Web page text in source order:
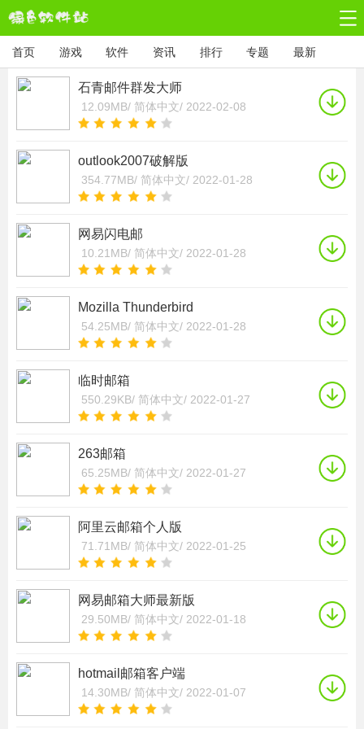
首页 游戏 软件 资讯 排行 专题 最新
石青邮件群发大师
12.09MB/ 简体中文/ 2022-02-08
outlook2007破解版
354.77MB/ 简体中文/ 2022-01-28
网易闪电邮
10.21MB/ 简体中文/ 2022-01-28
Mozilla Thunderbird
54.25MB/ 简体中文/ 2022-01-28
临时邮箱
550.29KB/ 简体中文/ 2022-01-27
263邮箱
65.25MB/ 简体中文/ 2022-01-27
阿里云邮箱个人版
71.71MB/ 简体中文/ 2022-01-25
网易邮箱大师最新版
29.50MB/ 简体中文/ 2022-01-18
hotmail邮箱客户端
14.30MB/ 简体中文/ 2022-01-07